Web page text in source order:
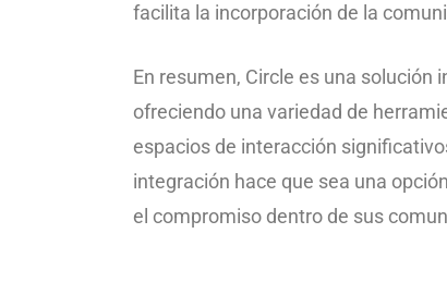
facilita la incorporación de la
En resumen, Circle es una solución
ofreciendo una variedad de
espacios de interacción
integración hace que sea una
el compromiso dentro de sus